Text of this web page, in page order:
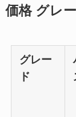
価格 グレ
グレー
ド